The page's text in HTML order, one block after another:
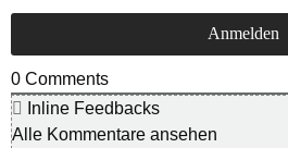
0 Comments
Inline Feedbacks
Alle Kommentare ansehen